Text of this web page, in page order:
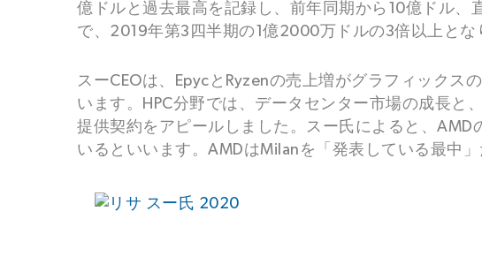
億ドルと過去最高を記録し、前年同期から10億ドル
で、2019年第3四半期の1億2000万ドルの3倍以上とな
スーCEOは、EpycとRyzenの売上増がグラフィック
います。HPC分野では、データセンター市場の成長
提供契約をアピールしました。スー氏によると、
いるといいます。AMDはMilanを「発表している最中